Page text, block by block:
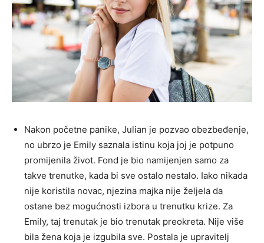
Nakon početne panike, Julian je pozvao obezbeđenje,
no ubrzo je Emily saznala istinu koja joj je potpuno
promijenila život. Fond je bio namijenjen samo za
takve trenutke, kada bi sve ostalo nestalo. Iako nikada
nije koristila novac, njezina majka nije željela da
ostane bez mogućnosti izbora u trenutku krize. Za
Emily, taj trenutak je bio trenutak preokreta. Nije više
bila žena koja je izgubila sve. Postala je upravitelj